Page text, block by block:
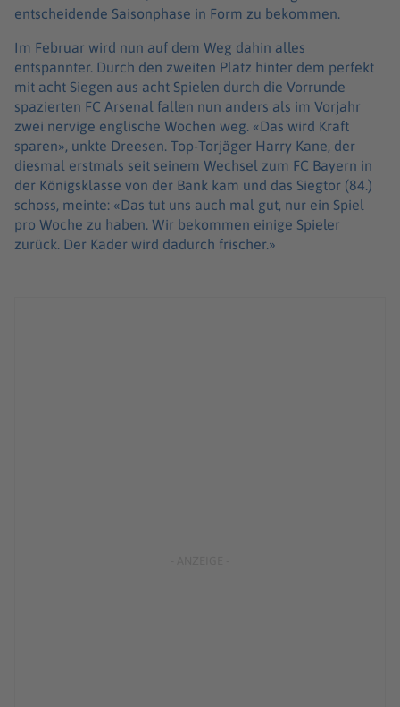
entscheidende Saisonphase in Form zu bekommen.
Im Februar wird nun auf dem Weg dahin alles
entspannter. Durch den zweiten Platz hinter dem perfekt
mit acht Siegen aus acht Spielen durch die Vorrunde
spazierten FC Arsenal fallen nun anders als im Vorjahr
zwei nervige englische Wochen weg. «Das wird Kraft
sparen», unkte Dreesen. Top-Torjäger Harry Kane, der
diesmal erstmals seit seinem Wechsel zum FC Bayern in
der Königsklasse von der Bank kam und das Siegtor (84.)
schoss, meinte: «Das tut uns auch mal gut, nur ein Spiel
pro Woche zu haben. Wir bekommen einige Spieler
zurück. Der Kader wird dadurch frischer.»